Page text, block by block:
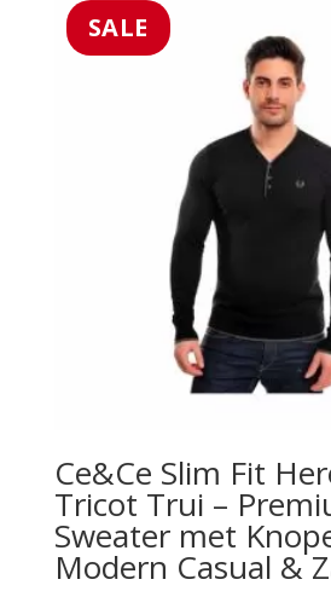
SALE
Ce&Ce Slim Fit
Tricot Trui –
Sweater met
Modern Casual &